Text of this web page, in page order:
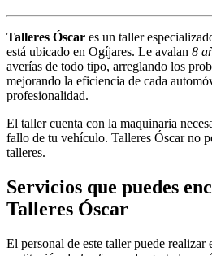
Talleres Óscar es un taller
está ubicado en Ogíjares. Le avalan 8
averías de todo tipo, arreglando los
mejorando la eficiencia de cada
profesionalidad.
El taller cuenta con la maquinaria
fallo de tu vehículo. Talleres Óscar no
talleres.
Servicios que puedes
Talleres Óscar
El personal de este taller puede realizar